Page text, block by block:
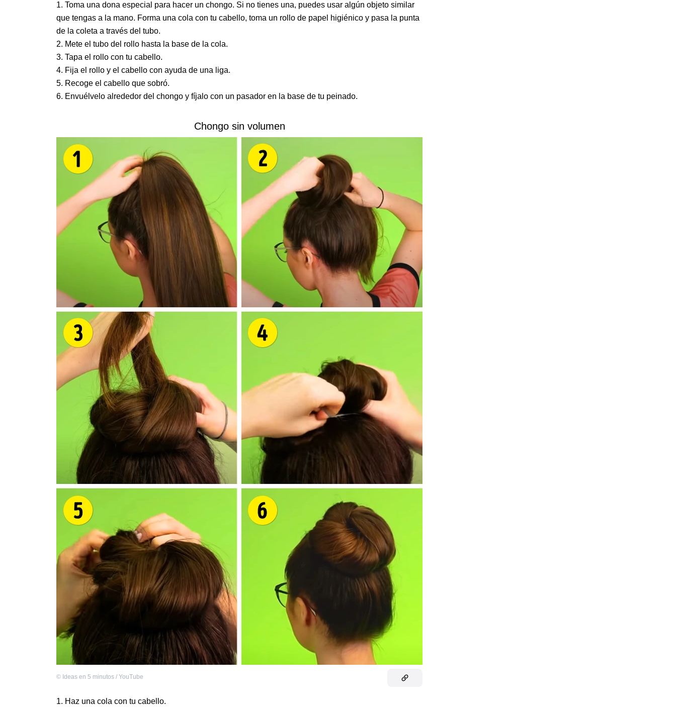
Toma una dona especial para hacer un chongo. Si no tienes una, puedes usar algún objeto similar
que tengas a la mano. Forma una cola con tu cabello, toma un rollo de papel higiénico y pasa la punta
de la coleta a través del tubo.
Mete el tubo del rollo hasta la base de la cola.
Tapa el rollo con tu cabello.
Fija el rollo y el cabello con ayuda de una liga.
Recoge el cabello que sobró.
Envuélvelo alrededor del chongo y fíjalo con un pasador en la base de tu peinado.
Chongo sin volumen
© Ideas en 5 minutos / YouTube
Haz una cola con tu cabello.